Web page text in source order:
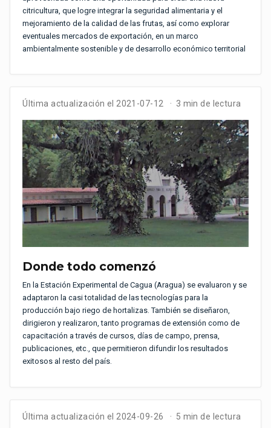
citricultura, que logre integrar la seguridad alimentaria y el
mejoramiento de la calidad de las frutas, así como explorar
eventuales mercados de exportación, en un marco
ambientalmente sostenible y de desarrollo económico territorial
Última actualización el 2021-07-12 3 min de lectura
Donde todo comenzó
En la Estación Experimental de Cagua (Aragua) se evaluaron y se
adaptaron la casi totalidad de las tecnologías para la
producción bajo riego de hortalizas. También se diseñaron,
dirigieron y realizaron, tanto programas de extensión como de
capacitación a través de cursos, días de campo, prensa,
publicaciones, etc., que permitieron difundir los resultados
exitosos al resto del país.
Última actualización el 2024-09-26 5 min de lectura